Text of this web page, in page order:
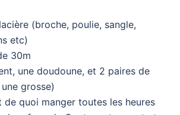
(broche, poulie, sangle,
etc)
30m
une doudoune, et 2 paires de
grosse)
de quoi manger toutes les heures